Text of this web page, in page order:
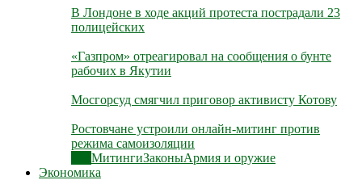
В Лондоне в ходе акций протеста пострадали 23
полицейских
«Газпром» отреагировал на сообщения о бунте
рабочих в Якутии
Мосгорсуд смягчил приговор активисту Котову
Ростовчане устроили онлайн-митинг против
режима самоизоляции
МитингиЗаконыАрмия и оружие
Экономика